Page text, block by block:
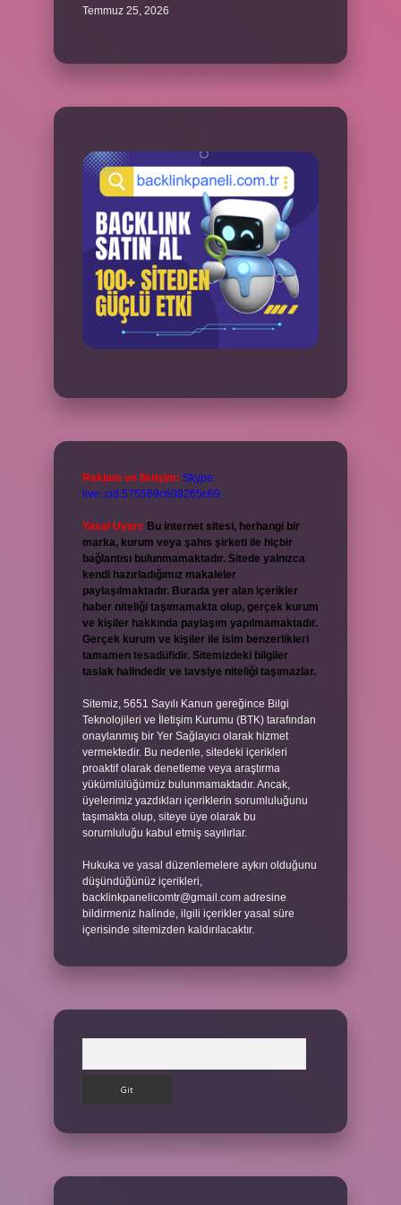
Temmuz 25, 2026
Reklam ve İletişim: Skype:
live:.cid.575569c608265c69
Yasal Uyarı: Bu internet sitesi, herhangi bir
marka, kurum veya şahıs şirketi ile hiçbir
bağlantısı bulunmamaktadır. Sitede yalnızca
kendi hazırladığımız makaleler
paylaşılmaktadır. Burada yer alan içerikler
haber niteliği taşımamakta olup, gerçek kurum
ve kişiler hakkında paylaşım yapılmamaktadır.
Gerçek kurum ve kişiler ile isim benzerlikleri
tamamen tesadüfidir. Sitemizdeki bilgiler
taslak halindedir ve tavsiye niteliği taşımazlar.
Sitemiz, 5651 Sayılı Kanun gereğince Bilgi
Teknolojileri ve İletişim Kurumu (BTK) tarafından
onaylanmış bir Yer Sağlayıcı olarak hizmet
vermektedir. Bu nedenle, sitedeki içerikleri
proaktif olarak denetleme veya araştırma
yükümlülüğümüz bulunmamaktadır. Ancak,
üyelerimiz yazdıkları içeriklerin sorumluluğunu
taşımakta olup, siteye üye olarak bu
sorumluluğu kabul etmiş sayılırlar.
Hukuka ve yasal düzenlemelere aykırı olduğunu
düşündüğünüz içerikleri,
backlinkpanelicomtr@gmail.com adresine
bildirmeniz halinde, ilgili içerikler yasal süre
içerisinde sitemizden kaldırılacaktır.